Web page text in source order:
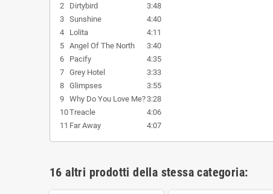
2
Dirtybird
3:48
3 Sunshine
4:40
4
Lolita
4:11
5 Angel Of The North
3:40
6
Pacify
4:35
7 Grey Hotel
3:33
8 Glimpses
3:55
9 Why Do You Love Me?3:28
10Treacle
4:06
11 Far Away 4:07
16 altri prodotti della stessa categoria: